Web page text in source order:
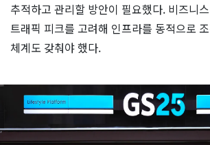
추적하고 관리할 방안이 필요했다. 비즈니
트래픽 피크를 고려해 인프라를 동적으로
체계도 갖춰야 했다.